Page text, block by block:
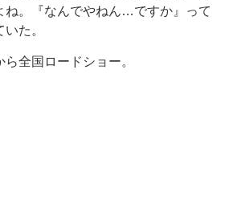
ね。『なんでやねん…ですか』って
た。
全国ロードショー。